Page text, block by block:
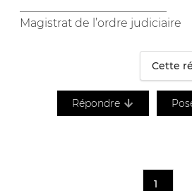
Magistrat de l’ordre judiciaire
Cette
Répondre
1